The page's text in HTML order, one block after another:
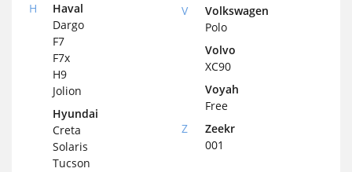
H
Haval
Dargo
F7
F7x
H9
Jolion
Hyundai
Creta
Solaris
Tucson
V
Volkswagen
Polo
Volvo
XC90
Voyah
Free
Z
Zeekr
001